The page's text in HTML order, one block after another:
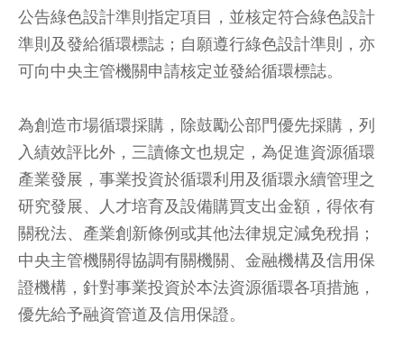
公告綠色設計準則指定項目，並核定符合綠色設計
準則及發給循環標誌；自願遵行綠色設計準則，亦
可向中央主管機關申請核定並發給循環標誌。
為創造市場循環採購，除鼓勵公部門優先採購，列
入績效評比外，三讀條文也規定，為促進資源循環
產業發展，事業投資於循環利用及循環永續管理之
研究發展、人才培育及設備購買支出金額，得依有
關稅法、產業創新條例或其他法律規定減免稅捐；
中央主管機關得協調有關機關、金融機構及信用保
證機構，針對事業投資於本法資源循環各項措施，
優先給予融資管道及信用保證。